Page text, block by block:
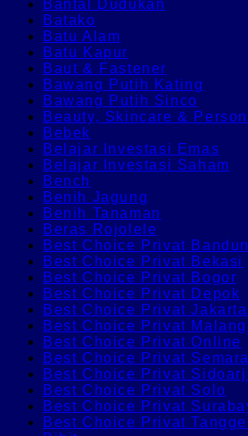
Bantal Dudukan
Batako
Batu Alam
Batu Kapur
Baut & Fastener
Bawang Putih Kating
Bawang Putih Sinco
Beauty, Skincare &
Bebek
Belajar Investasi Emas
Belajar Investasi Saham
Bench
Benih Jagung
Benih Tanaman
Beras Rojolele
Best Choice Privat
Best Choice Privat Bekasi
Best Choice Privat Bogor
Best Choice Privat Depok
Best Choice Privat Jakarta
Best Choice Privat Malang
Best Choice Privat Online
Best Choice Privat
Best Choice Privat
Best Choice Privat Solo
Best Choice Privat
Best Choice Privat